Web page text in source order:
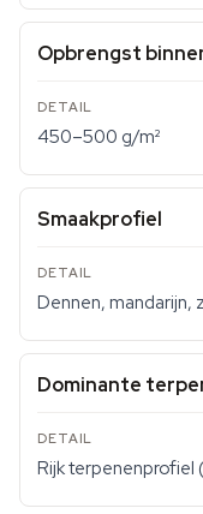
Opbrengst
450–500 g/m²
Smaakprofiel
Dennen,
Dominante
Rijk terpenenprofiel